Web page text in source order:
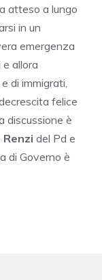
atteso a lungo
in un
emergenza
allora
di immigrati,
felice
discussione è
del Pd e
di Governo è